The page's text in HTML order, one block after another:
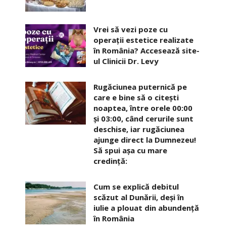
Vrei să vezi poze cu
operații estetice realizate
în România? Accesează site-
ul Clinicii Dr. Levy
Rugăciunea puternică pe
care e bine să o citești
noaptea, între orele 00:00
și 03:00, când cerurile sunt
deschise, iar rugăciunea
ajunge direct la Dumnezeu!
Să spui așa cu mare
credință:
Cum se explică debitul
scăzut al Dunării, deși în
iulie a plouat din abundență
în România